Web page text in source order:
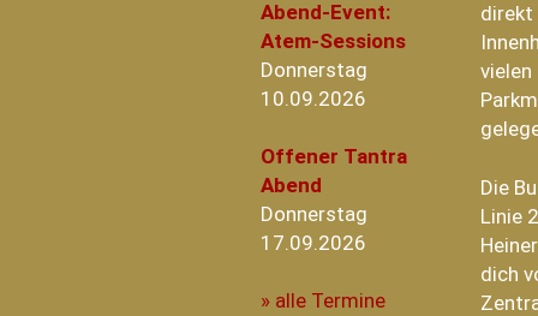
Abend-Event:
Atem-Sessions
Donnerstag
10.09.2026
Offener Tantra
Abend
Donnerstag
17.09.2026
» alle Termine
direkt
vielen
Die
Linie
dich